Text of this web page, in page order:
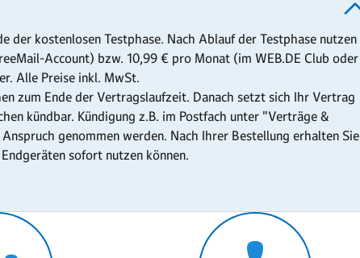
der kostenlosen Testphase. Nach Ablauf der Testphase nutzen
Account) bzw. 10,99 € pro Monat (im WEB.DE Club oder
Alle Preise inkl. MwSt.
zum Ende der Vertragslaufzeit. Danach setzt sich Ihr Vertrag
kündbar. Kündigung z.B. im Postfach unter "Verträge &
genommen werden. Nach Ihrer Bestellung erhalten Sie
sofort nutzen können.